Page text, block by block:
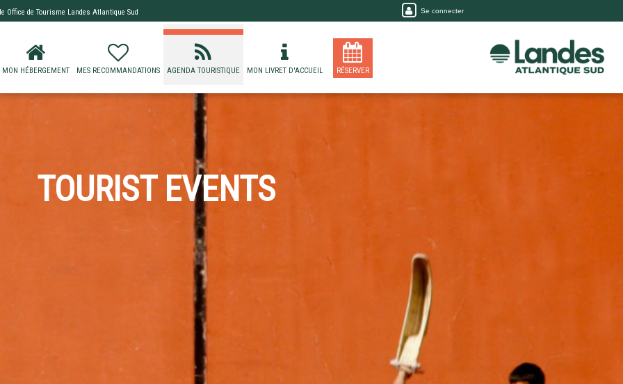
Office de Tourisme Landes Atlantique Sud Se connecter
MON HÉBERGEMENT MES RECOMMANDATIONS AGENDA TOURISTIQUE MON LIVRET D'ACCUEIL RÉSERVER
TOURIST EVENTS